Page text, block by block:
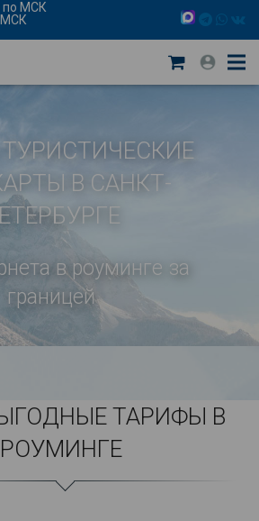
по МСК
МСК
В САНКТ-
в роуминге за
границей
ТАРИФЫ В
РОУМИНГЕ